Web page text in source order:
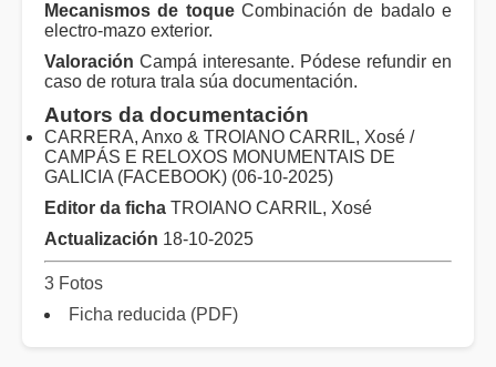
Mecanismos de toqueCombinación de badalo e
electro-mazo exterior.
Valoración Campá interesante. Pódese refundir en
caso de rotura trala súa documentación.
Autors da documentación
CARRERA, Anxo & TROIANO CARRIL, Xosé /
CAMPÁS E RELOXOS MONUMENTAIS DE
GALICIA (FACEBOOK) (06-10-2025)
Editor da ficha TROIANO CARRIL, Xosé
Actualización 18-10-2025
3 Fotos
Ficha reducida (PDF)